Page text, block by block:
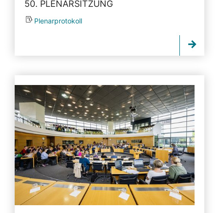
50. PLENARSITZUNG
Plenarprotokoll